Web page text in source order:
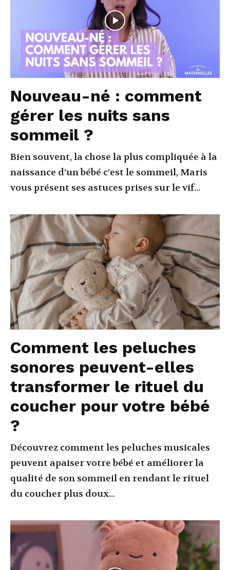
Nouveau-né : comment
gérer les nuits sans
sommeil ?
Bien souvent, la chose la plus compliquée à la
naissance d’un bébé c’est le sommeil, Maris
vous présent ses astuces prises sur le vif...
Comment les peluches
sonores peuvent-elles
transformer le rituel du
coucher pour votre bébé
?
Découvrez comment les peluches musicales
peuvent apaiser votre bébé et améliorer la
qualité de son sommeil en rendant le rituel
du coucher plus doux...